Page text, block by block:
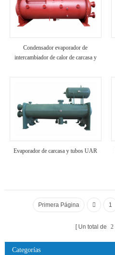
Condensador evaporador de
intercambiador de calor de carcasa y
Evaporador de carcasa y tubos UAR
Primera Página 1
Un total de 2
Categorías